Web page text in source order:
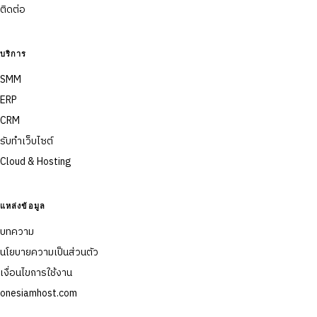
ติดต่อ
บริการ
SMM
ERP
CRM
รับทำเว็บไซต์
Cloud & Hosting
แหล่งข้อมูล
บทความ
นโยบายความเป็นส่วนตัว
เงื่อนไขการใช้งาน
onesiamhost.com